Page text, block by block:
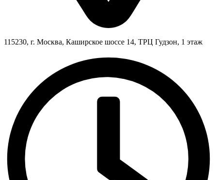
115230, г. Москва, Каширское шоссе 14, ТРЦ Гудзон, 1 этаж